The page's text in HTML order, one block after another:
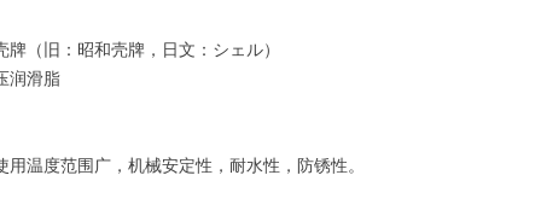
牌（旧：昭和壳牌，日文：シェル）
润滑脂
用温度范围广，机械安定性，耐水性，防锈性。